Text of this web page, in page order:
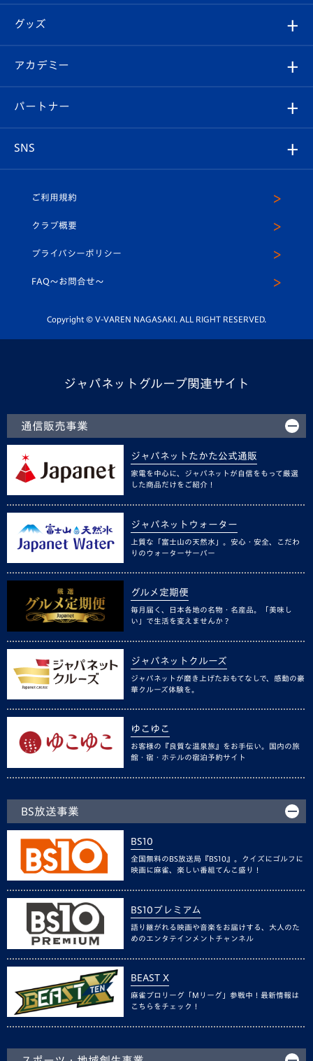
チケット
イベント
メディア
ホームタウン
スタッフプロフィール
マスコット紹介
平和祈念活動
ホームタウン活動
はじめての観戦ガイド
Revive Team
ヴィヴィくんの長崎おもてなしガイド
フォトギャラリー
スタジアムグルメ
チケット
V-LOVERS（ファンクラブ）
プレイヤーズスイート
グッズ
オンラインショップ
店舗情報
アカデミー
育成からのお知らせ
U-18
スクール
パートナー
SNS
ヴィヴィくんインスタグラム
公式LINE＠
ご利用規約
クラブ概要
プライバシーポリシー
FAQ〜お問合せ〜
Copyright © V-VAREN NAGASAKI. ALL RIGHT RESERVED.
ジャパネットグループ関連サイト
通信販売事業
ジャパネットたかた公式通販
家電を中心に、ジャパネットが自信をもって厳選
した商品だけをご紹介！
ジャパネットウォーター
上質な「富士山の天然水」。安心・安全、こだわ
りのウォーターサーバー
グルメ定期便
毎月届く、日本各地の名物・名産品。「美味し
い」で生活を変えませんか？
ジャパネットクルーズ
ジャパネットが磨き上げたおもてなしで、感動の豪
華クルーズ体験を。
ゆこゆこ
お客様の『良質な温泉旅』をお手伝い。国内の旅
館・宿・ホテルの宿泊予約サイト
BS放送事業
BS10
全国無料のBS放送局『BS10』。クイズにゴルフに
映画に麻雀、楽しい番組てんこ盛り！
BS10プレミアム
語り継がれる映画や音楽をお届けする、大人のた
めのエンタテインメントチャンネル
BEAST X
麻雀プロリーグ「Mリーグ」参戦中！最新情報は
こちらをチェック！